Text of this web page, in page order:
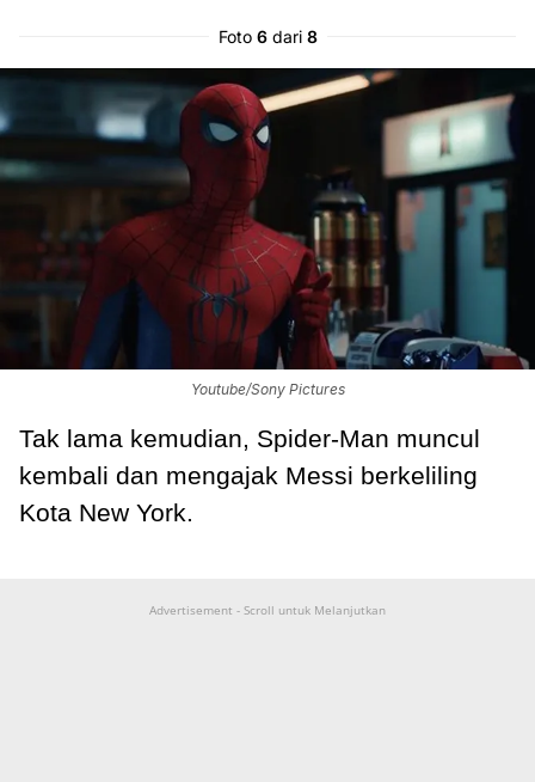
Foto 6dari 8
Youtube/Sony Pictures
Tak lama kemudian, Spider-Man muncul
kembali dan mengajak Messi berkeliling
Kota New York.
Advertisement - Scroll untuk Melanjutkan